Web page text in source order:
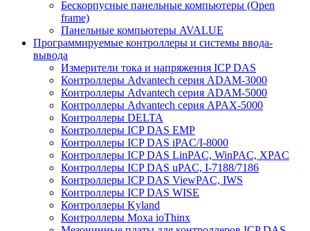
Бескорпусные панельные компьютеры (Open
frame)
Панельные компьютеры AVALUE
Программируемые контроллеры и системы ввода-
вывода
Измерители тока и напряжения ICP DAS
Контроллеры Advantech серия ADAM-3000
Контроллеры Advantech серия ADAM-5000
Контроллеры Advantech серия APAX-5000
Контроллеры DELTA
Контроллеры ICP DAS EMP
Контроллеры ICP DAS iPAC/I-8000
Контроллеры ICP DAS LinPAC, WinPAC, XPAC
Контроллеры ICP DAS uPAC, I-7188/7186
Контроллеры ICP DAS ViewPAC, IWS
Контроллеры ICP DAS WISE
Контроллеры Kyland
Контроллеры Moxa ioThinx